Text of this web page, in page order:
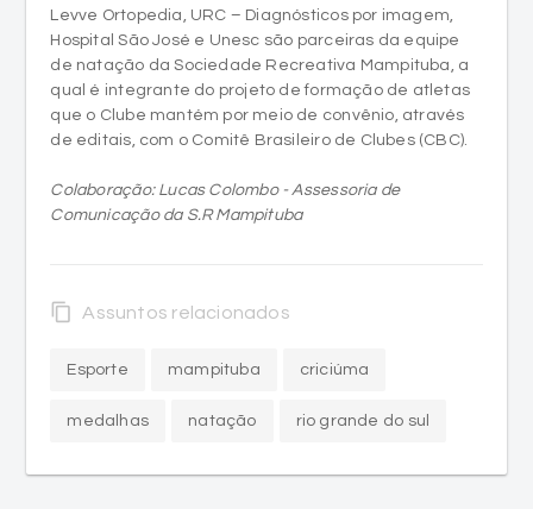
Levve Ortopedia, URC – Diagnósticos por imagem,
Hospital São José e Unesc são parceiras da equipe
de natação da Sociedade Recreativa Mampituba, a
qual é integrante do projeto de formação de atletas
que o Clube mantém por meio de convênio, através
de editais, com o Comitê Brasileiro de Clubes (CBC).
Colaboração: Lucas Colombo - Assessoria de
Comunicação da S.R Mampituba
content_copy Assuntos relacionados
Esporte mampituba criciúma
medalhas natação rio grande do sul